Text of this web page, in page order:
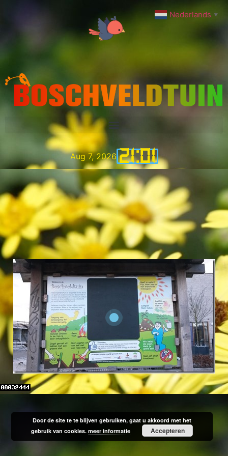
21:01
Aug 7, 2026
Nederlands ▼
Door de site te te blijven gebruiken, gaat u akkoord met het
gebruik van cookies.meer informatie Accepteren